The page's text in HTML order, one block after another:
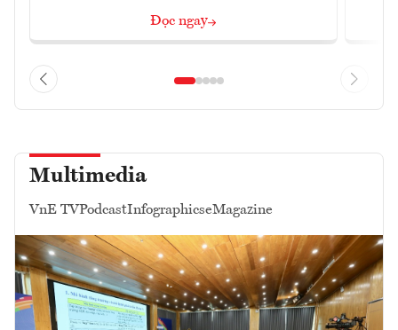
Đọc ngay
Multimedia
VnE TVPodcastInfographicseMagazine